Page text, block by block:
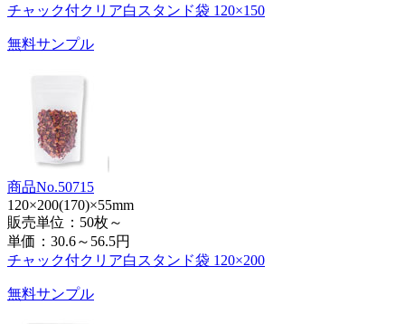
チャック付クリア白スタンド袋 120×150
無料サンプル
商品No.50715
120×200(170)×55mm
販売単位：50枚～
単価： 30.6～56.5円
チャック付クリア白スタンド袋 120×200
無料サンプル